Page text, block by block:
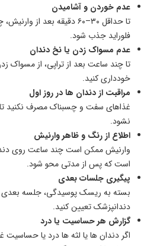
عدم خوردن و آشامیدن
تا حداقل ۳۰–۶۰ دقیقه بعد از
فلوراید جذب شود.
عدم مسواک زدن یا نخ دندان
تا چند ساعت بعد از تراپی، از مسواک
خودداری کنید.
مراقبت از دندان ها در روز اول
غذاهای سفت و چسبناک مصرف نکنید
نشود.
اطلاع از رنگ و ظاهر وارنیش
وارنیش ممکن است چند ساعت روی
است که پس از مدتی محو شود.
پیگیری جلسات بعدی
بسته به ریسک پوسیدگی، جلسه بعدی
دندانپزشک تعیین کنید.
گزارش هر حساسیت یا درد
اگر دندان ها یا لثه ها درد یا حساسیت